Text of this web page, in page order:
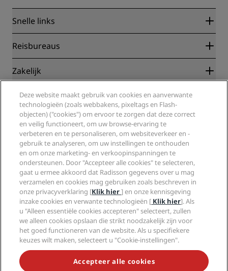
Snelle links
Radisson Rewards
Blog
Bestemmingen
Radisson Hotels-app
Sports Approved-hotels
Gezinsvriendelijk hotels
Gezondheid en veiligheid
Reisbureaus
Partners
Reisagenten
Zakelijk
Radisson Hotel Group
Media
Vacatures RHG
Vacatures PPHE
Vacatures EHL
The Club by RHG
Hotelontwikkeling
Duurzaam ondernemen
Inkoop
Juridisch
Privacycentrum
Juridische kennisgeving
Algemene voorwaarden voor Radisson Rewards
Gebruikersovereenkomst site
Digitale toegankelijkheid
Verklaring inzake moderne slavernij
Help
Waarschuwingen voor consumenten
Contactgegevens
Veelgestelde vragen
Sitemap
Social media
Radisson Hotels Brands
MIS NOOIT MEER ONZE POPULAIRSTE AANBIEDINGEN
Deze website maakt gebruik van cookies en aanverwante
technologieën (zoals webbakens, pixeltags en Flash-
objecten) ("cookies") om ervoor te zorgen dat deze correct
en veilig functioneert, om uw browse-ervaring te
verbeteren en te personaliseren, om websiteverkeer en -
gebruik te analyseren, om uw instellingen te onthouden
en om onze marketing- en verkoopinspanningen te
ondersteunen. Door "Accepteer alle cookies" te selecteren,
gaat u ermee akkoord dat Radisson gegevens over u mag
verzamelen en cookies mag gebruiken zoals beschreven in
onze privacyverklaring [Klik hier] en onze kennisgeving
inzake cookies en verwante technologieën [ Klik hier]. Als
u "Alleen essentiële cookies accepteren" selecteert, zullen
we alleen cookies opslaan die strikt noodzakelijk zijn voor
het goed functioneren van de website. Als u specifiekere
keuzes wilt maken, selecteert u "Cookie-instellingen".
Accepteer alle cookies